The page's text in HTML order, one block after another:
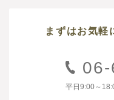
まずはお気軽
平日9:00～